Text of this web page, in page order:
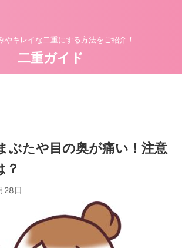
やキレイな二重にする方法をご紹介！
二重ガイド
ぶたや目の奥が痛い！注意
？
28日